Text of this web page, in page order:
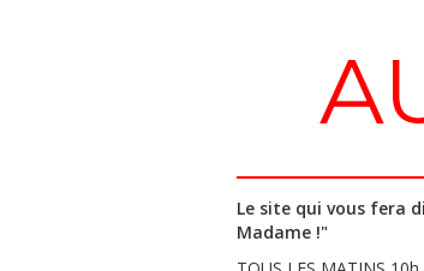
Le site qui vous fera
Madame !"